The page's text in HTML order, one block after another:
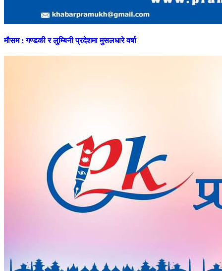
मौसम: गण्डकी र लुम्बिनी प्रदेशमा मुसलधारे वर्षा